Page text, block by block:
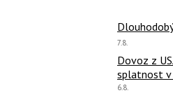
Poslední
7.8.
Dovoz z
splatnost v
Poslední
6.8.